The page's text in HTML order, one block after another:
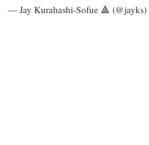
— Jay Kurahashi-Sofue 🔺 (@jayks)